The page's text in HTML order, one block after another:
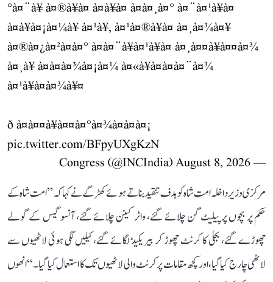
°à¤¨à¥ à¤®à¥à¤ à¤à¥à¤ à¤à¤¸à¤° à¤¨à¤¹à¥à¤
à¤à¥à¤¡à¤¼à¥ à¤¹à¥, à¤¹à¤®à¥à¤ à¤¸à¤¾à¤¥
à¤®à¤¿à¤²à¤à¤° à¤à¤¨à¥à¤¹à¥à¤ à¤¸à¤¤à¥à¤¤à¤¾
à¤¸à¥ à¤à¤à¤¾à¤¡à¤¼ à¤«à¥à¤à¤à¤¨à¤¾
à¤¹à¥à¤à¤¾à¥¤
ð à¤à¤¤à¥à¤¤à¤°à¤¾à¤à¤à¤¡
pic.twitter.com/BFpyUXgKzN
— Congress (@INCIndia)
August 8, 2026
مرکزی وزیر داخلہ امت شاہ کو ہدف تنقید بناتے ہوئے کھڑگے نے کہا کہ ’’امت شاہ کے
حکم پر بچوں پر پیلیٹ گن چلائے گئے، واٹر کینن چلائے گئے، آنسو گیس کے گولے
چھوڑے گئے، بجلی کا کرنٹ چھوڑ کر بیریکیڈ لگائے گئے، کیلیں لگی ہوئی لاٹھیوں سے
لاٹھی چارج کیا گیا، اور کچھ مقامات پر کرنٹ والی لاٹھیوں تک کا استعمال کیا گیا۔‘‘ انھوں